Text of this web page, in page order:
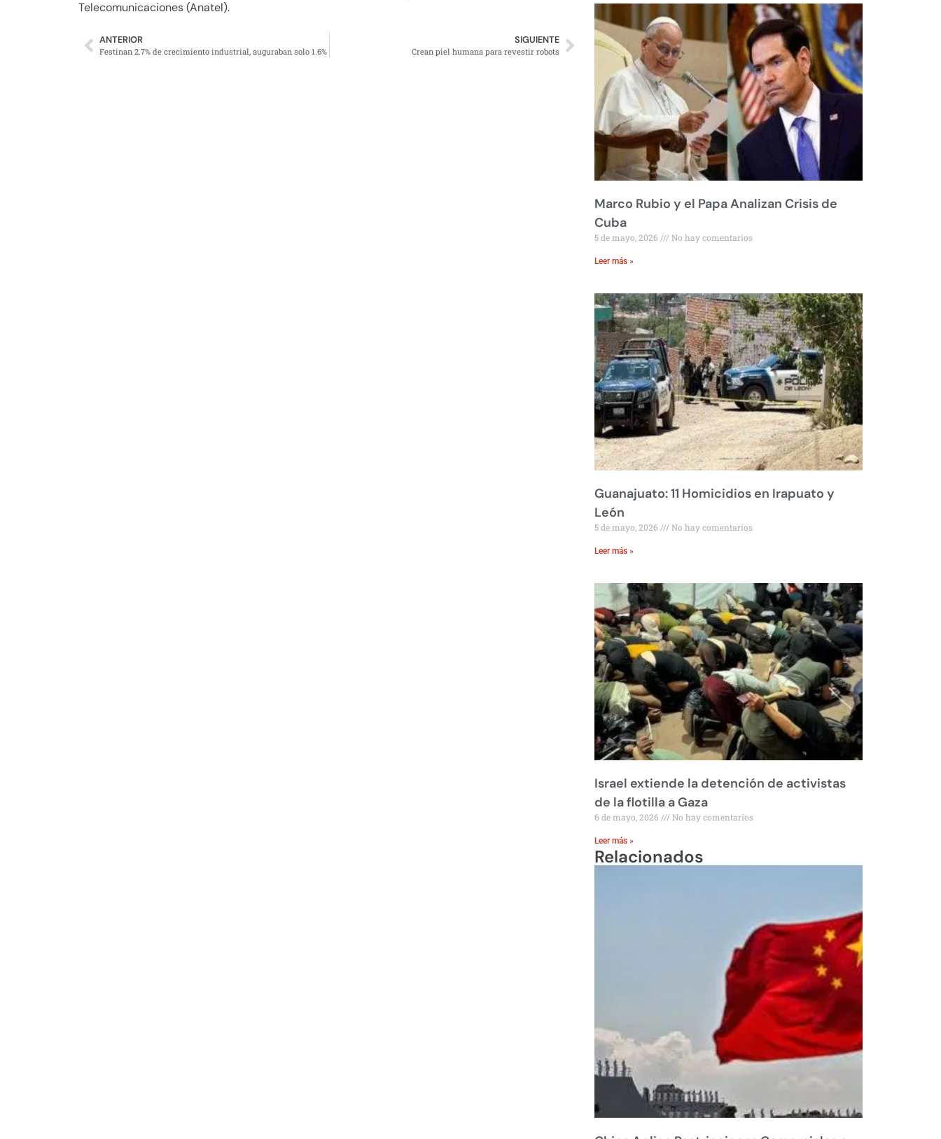
Telecomunicaciones (Anatel).
ANTERIOR
Festinan 2.7% de crecimiento industrial, auguraban solo 1.6%
SIGUIENTE
Crean piel humana para revestir robots
Marco Rubio y el Papa Analizan Crisis de
Cuba
5 de mayo, 2026 No hay comentarios
Leer más »
Guanajuato: 11 Homicidios en Irapuato y
León
5 de mayo, 2026 No hay comentarios
Leer más »
Israel extiende la detención de activistas
de la flotilla a Gaza
6 de mayo, 2026 No hay comentarios
Leer más »
Relacionados